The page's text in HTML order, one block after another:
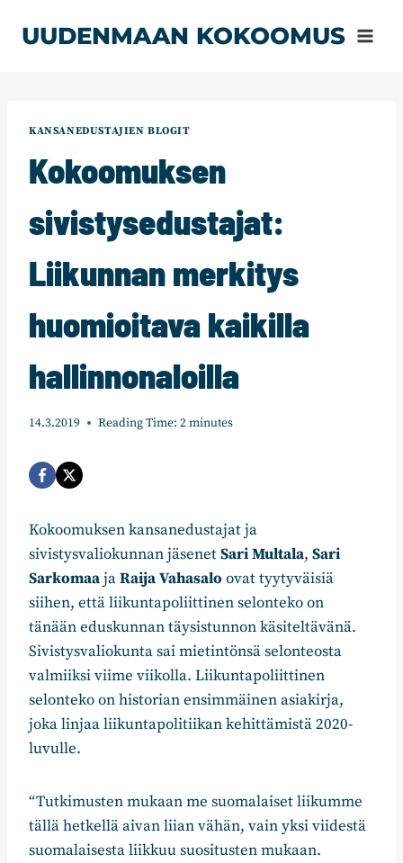
sisältöön
UUDENMAAN KOKOOMUS
KANSANEDUSTAJIEN BLOGIT
Kokoomuksen
sivistysedustajat:
Liikunnan merkitys
huomioitava kaikilla
hallinnonaloilla
14.3.2019 Reading Time: 2minutes
Kokoomuksen kansanedustajat ja
sivistysvaliokunnan jäsenetSari Multala, Sari
SarkomaajaRaija Vahasalo ovat tyytyväisiä
siihen, että liikuntapoliittinen selonteko on
tänään eduskunnan täysistunnon käsiteltävänä.
Sivistysvaliokunta sai mietintönsä selonteosta
valmiiksi viime viikolla. Liikuntapoliittinen
selonteko on historian ensimmäinen asiakirja,
joka linjaa liikuntapolitiikan kehittämistä 2020-
luvulle.
“Tutkimusten mukaan me suomalaiset liikumme
tällä hetkellä aivan liian vähän, vain yksi viidestä
suomalaisesta liikkuu suositusten mukaan.